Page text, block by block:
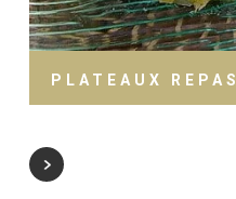
PLATEAUX REPAS